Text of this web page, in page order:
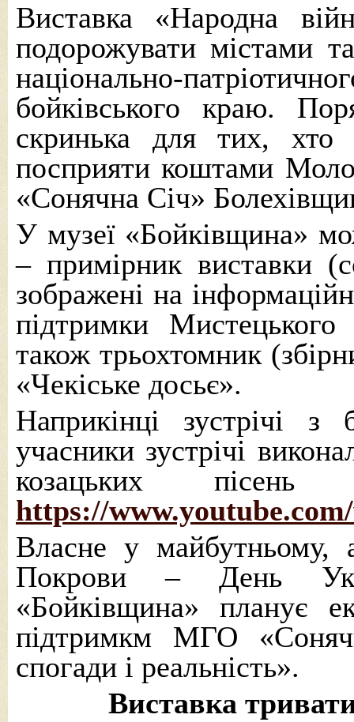
Виставка «Народна
подорожувати містами
національно-
бойківського краю.
скринька для тих,
посприяти коштами
«Сонячна Січ»
У музеї «Бойківщина»
– примірник виставки
зображені на
підтримки
також трьохтомник
«Чекіське досьє».
Наприкінці зустрічі з
учасники зустрічі
козацьких
https://
Власне у майбутньому,
Покрови – День
«Бойківщина» планує
підтримкм МГО
спогади і реальність».
Виставка